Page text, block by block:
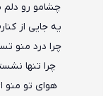
چشامو رو دلم
یه جایی از
چرا درد منو
چرا تنها
هوای تو منو